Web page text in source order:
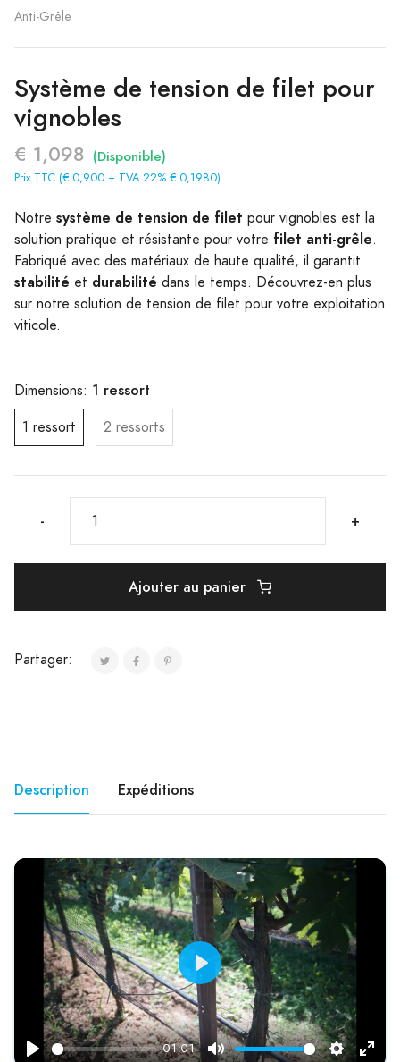
Anti-Grêle
Système de tension de filet pour
vignobles
€ 1,098 (Disponible)
Prix TTC (€ 0,900 + TVA 22% € 0,1980)
Notre système de tension de filet pour vignobles est la
solution pratique et résistante pour votre filet anti-grêle.
Fabriqué avec des matériaux de haute qualité, il garantit
stabilité et durabilité dans le temps. Découvrez-en plus
sur notre solution de tension de filet pour votre exploitation
viticole.
Dimensions: 1 ressort
1 ressort 2 ressorts
- +
Ajouter au panier
Partager:
Description Expéditions
01:01
Play